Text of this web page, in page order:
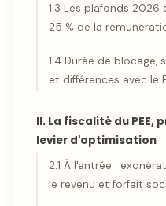
1.3 Les plafonds 2026
25 % de la
1.4 Durée de blocage,
et différences avec le
II. La fiscalité du PEE,
levier d'optimisation
2.1 À l'entrée :
le revenu et forfait